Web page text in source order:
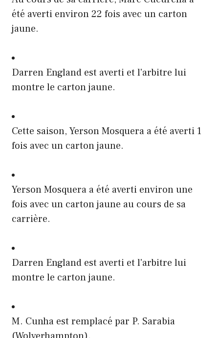
été averti environ 22 fois avec un carton
jaune.
Darren England est averti et l'arbitre lui
montre le carton jaune.
Cette saison, Yerson Mosquera a été averti 1
fois avec un carton jaune.
Yerson Mosquera a été averti environ une
fois avec un carton jaune au cours de sa
carrière.
Darren England est averti et l'arbitre lui
montre le carton jaune.
M. Cunha est remplacé par P. Sarabia